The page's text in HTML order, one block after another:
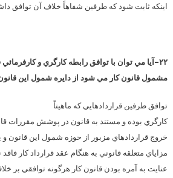
اينكه ثابت شود كه طرفين شفاهاً خلاف آن توافق
۲۲-آيا مي توان با توافق رابطه كارگري و كارفرمائي
مشمول قانون كار مي شود از دايره شمول اين
توافق طرفين قراردادهايي كه ماهيتاً
كارگري بوده و مستند به قانون در پوشش مقررات
خروج قراردادهاي مزبور از حوزه شمول اين قانون و
مزاياي متعلقه قانوني به هنگام عقد قرارداد كار فاقد
عنايت به آمره بودن قانون كار هرگونه توافقي بر